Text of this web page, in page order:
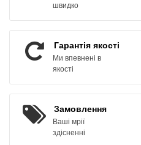
швидко
Гарантія якості
Ми впевнені в
якості
Замовлення
Ваші мрії
здісненні